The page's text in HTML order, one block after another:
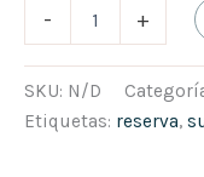
- +
SKU: N/D
Etiquetas: reserva,